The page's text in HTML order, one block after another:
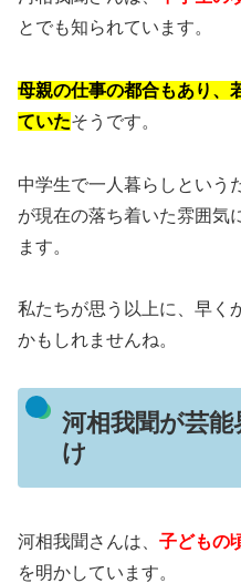
とでも知られています。
母親の仕事の都合もあり、
ていたそうです。
中学生で一人暮らしという
が現在の落ち着いた雰囲気
ます。
私たちが思う以上に、早く
かもしれませんね。
河相我聞が芸
け
河相我聞さんは、 子どもの
を明かしています。